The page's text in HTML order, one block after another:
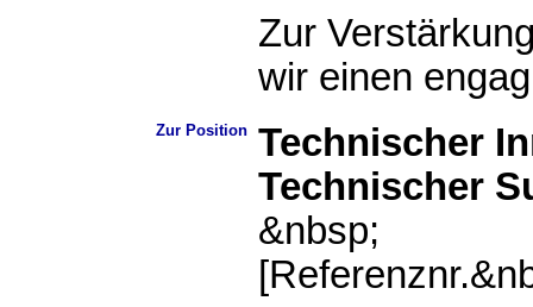
Zur
wir einen
Zur Position Technischer
Technischer
&nbsp;